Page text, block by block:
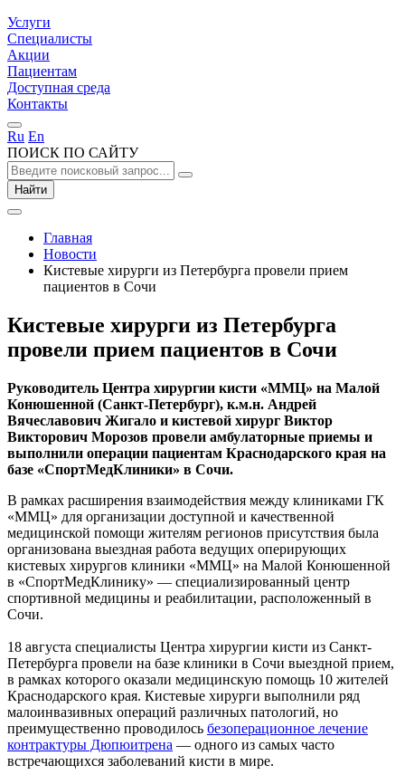
Услуги
Специалисты
Акции
Пациентам
Доступная среда
Контакты
Ru En
ПОИСК ПО САЙТУ
Найти
Главная
Новости
Кистевые хирурги из Петербурга провели прием
пациентов в Сочи
Кистевые хирурги из Петербурга
провели прием пациентов в Сочи
Руководитель Центра хирургии кисти «ММЦ» на Малой
Конюшенной (Санкт-Петербург), к.м.н. Андрей
Вячеславович Жигало и кистевой хирург Виктор
Викторович Морозов провели амбулаторные приемы и
выполнили операции пациентам Краснодарского края на
базе «СпортМедКлиники» в Сочи.
В рамках расширения взаимодействия между клиниками ГК
«ММЦ» для организации доступной и качественной
медицинской помощи жителям регионов присутствия была
организована выездная работа ведущих оперирующих
кистевых хирургов клиники «ММЦ» на Малой Конюшенной
в «СпортМедКлинику» — специализированный центр
спортивной медицины и реабилитации, расположенный в
Сочи.
18 августа специалисты Центра хирургии кисти из Санкт-
Петербурга провели на базе клиники в Сочи выездной прием,
в рамках которого оказали медицинскую помощь 10 жителей
Краснодарского края. Кистевые хирурги выполнили ряд
малоинвазивных операций различных патологий, но
преимущественно проводилось безоперационное лечение
контрактуры Дюпюитрена — одного из самых часто
встречающихся заболеваний кисти в мире.